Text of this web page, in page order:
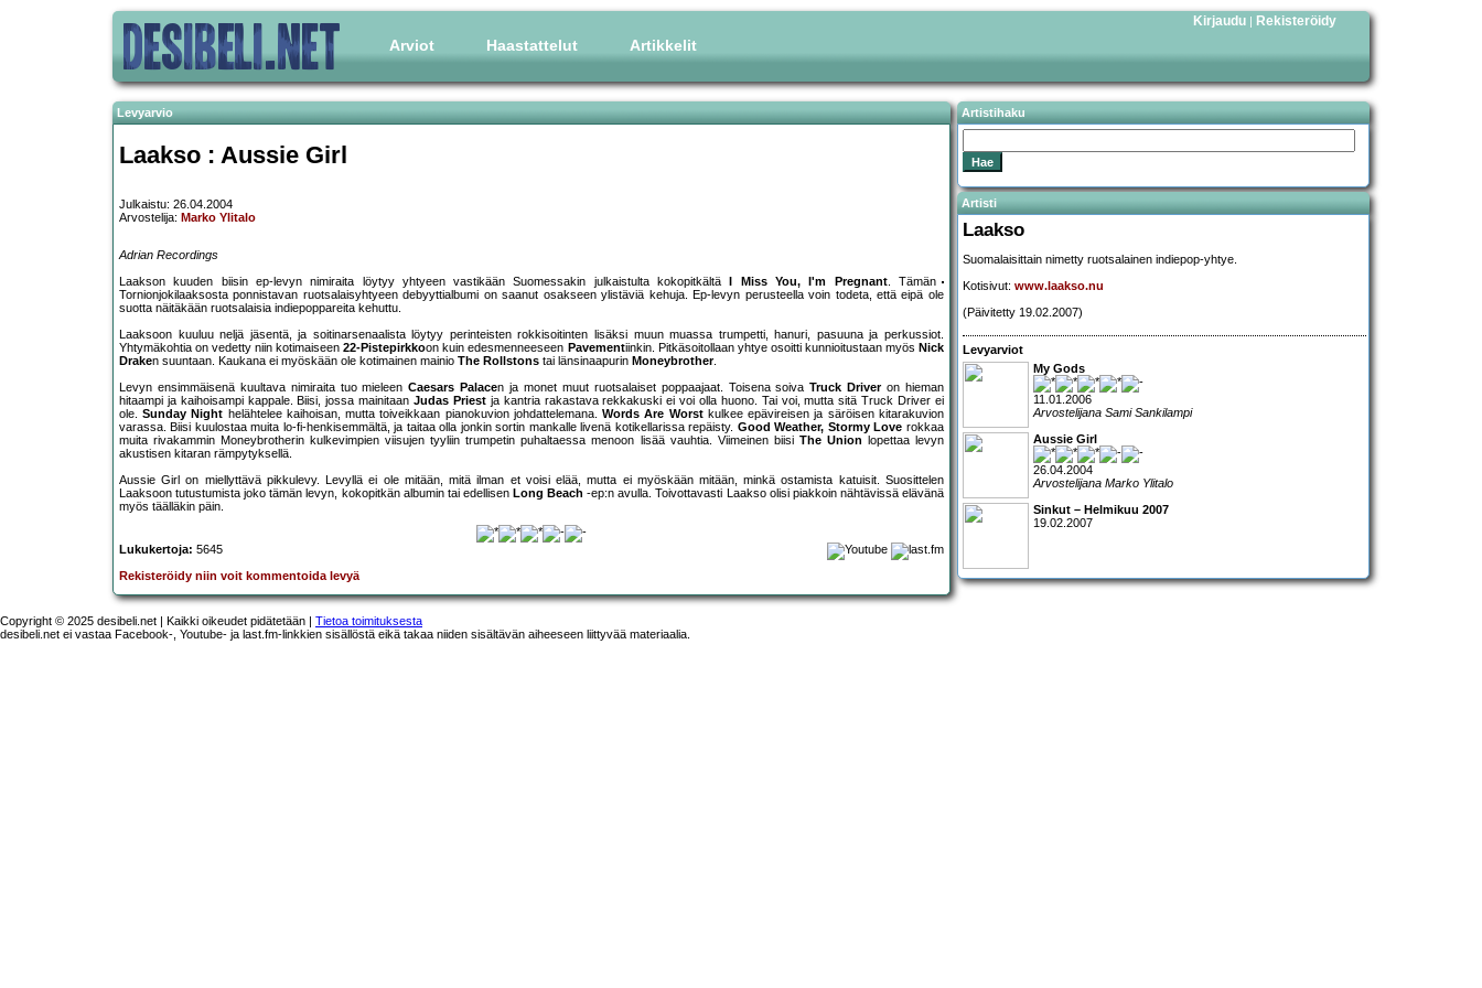
Arviot Haastattelut Artikkelit
Kirjaudu | Rekisteröidy
Levyarvio
Laakso : Aussie Girl
Julkaistu: 26.04.2004
Arvostelija: Marko Ylitalo
Adrian Recordings
Laakson kuuden biisin ep-levyn nimiraita löytyy yhtyeen vastikään Suomessakin julkaistulta kokopitkältä
I Miss You, I'm Pregnant. Tämän
Tornionjokilaaksosta ponnistavan ruotsalaisyhtyeen debyyttialbumi on saanut osakseen ylistäviä kehuja. Ep-levyn perusteella voin todeta, että eipä ole
suotta näitäkään ruotsalaisia indiepoppareita kehuttu.
Laaksoon kuuluu neljä jäsentä, ja soitinarsenaalista löytyy perinteisten rokkisoitinten lisäksi muun muassa trumpetti, hanuri, pasuuna ja perkussiot.
Yhtymäkohtia on vedetty niin kotimaiseen22-Pistepirkkoon kuin edesmenneeseen Pavementiinkin. Pitkäsoitollaan yhtye osoitti kunnioitustaan myös Nick
Draken suuntaan. Kaukana ei myöskään ole kotimainen mainio The Rollstons tai länsinaapurin Moneybrother.
Levyn ensimmäisenä kuultava nimiraita tuo mieleenCaesars Palacen ja monet muut ruotsalaiset poppaajaat. Toisena soivaTruck Driveron hieman
hitaampi ja kaihoisampi kappale. Biisi, jossa mainitaanJudas Priestja kantria rakastava rekkakuski ei voi olla huono. Tai voi, mutta sitä Truck Driver ei
ole.Sunday Night helähtelee kaihoisan, mutta toiveikkaan pianokuvion johdattelemana.Words Are Worstkulkee epävireisen ja säröisen kitarakuvion
varassa. Biisi kuulostaa muita lo-fi-henkisemmältä, ja taitaa olla jonkin sortin mankalle livenä kotikellarissa repäisty. Good Weather, Stormy Love rokkaa
muita rivakammin Moneybrotherin kulkevimpien viisujen tyyliin trumpetin puhaltaessa menoon lisää vauhtia. Viimeinen biisi The Union lopettaa levyn
akustisen kitaran rämpytyksellä.
Aussie Girl on miellyttävä pikkulevy. Levyllä ei ole mitään, mitä ilman et voisi elää, mutta ei myöskään mitään, minkä ostamista katuisit. Suosittelen
Laaksoon tutustumista joko tämän levyn, kokopitkän albumin tai edellisen Long Beach -ep:n avulla. Toivottavasti Laakso olisi piakkoin nähtävissä elävänä
myös täälläkin päin.
Lukukertoja: 5645
Rekisteröidy niin voit kommentoida levyä
Artistihaku
Artisti
Laakso
Suomalaisittain nimetty ruotsalainen indiepop-yhtye.
Kotisivut: www.laakso.nu
(Päivitetty 19.02.2007)
Levyarviot
My Gods
11.01.2006
Arvostelijana Sami Sankilampi
Aussie Girl
26.04.2004
Arvostelijana Marko Ylitalo
Sinkut – Helmikuu 2007
19.02.2007
Copyright © 2025 desibeli.net | Kaikki oikeudet pidätetään | Tietoa toimituksesta
desibeli.net ei vastaa Facebook-, Youtube- ja last.fm-linkkien sisällöstä eikä takaa niiden sisältävän aiheeseen liittyvää materiaalia.